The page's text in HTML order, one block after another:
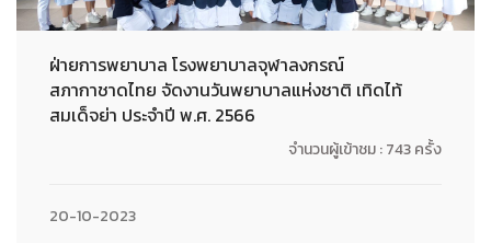
ฝ่ายการพยาบาล โรงพยาบาลจุฬาลงกรณ์
สภากาชาดไทย จัดงานวันพยาบาลแห่งชาติ เทิดไท้
สมเด็จย่า ประจำปี พ.ศ. 2566
จำนวนผู้เข้าชม : 743 ครั้ง
20-10-2023